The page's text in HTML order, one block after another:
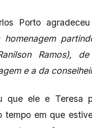
Porto
homenagem
Ramos),
e a da
que ele e Teresa
tempo em que